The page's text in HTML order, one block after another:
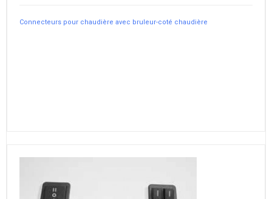
Connecteurs pour chaudière avec bruleur-coté chaudière